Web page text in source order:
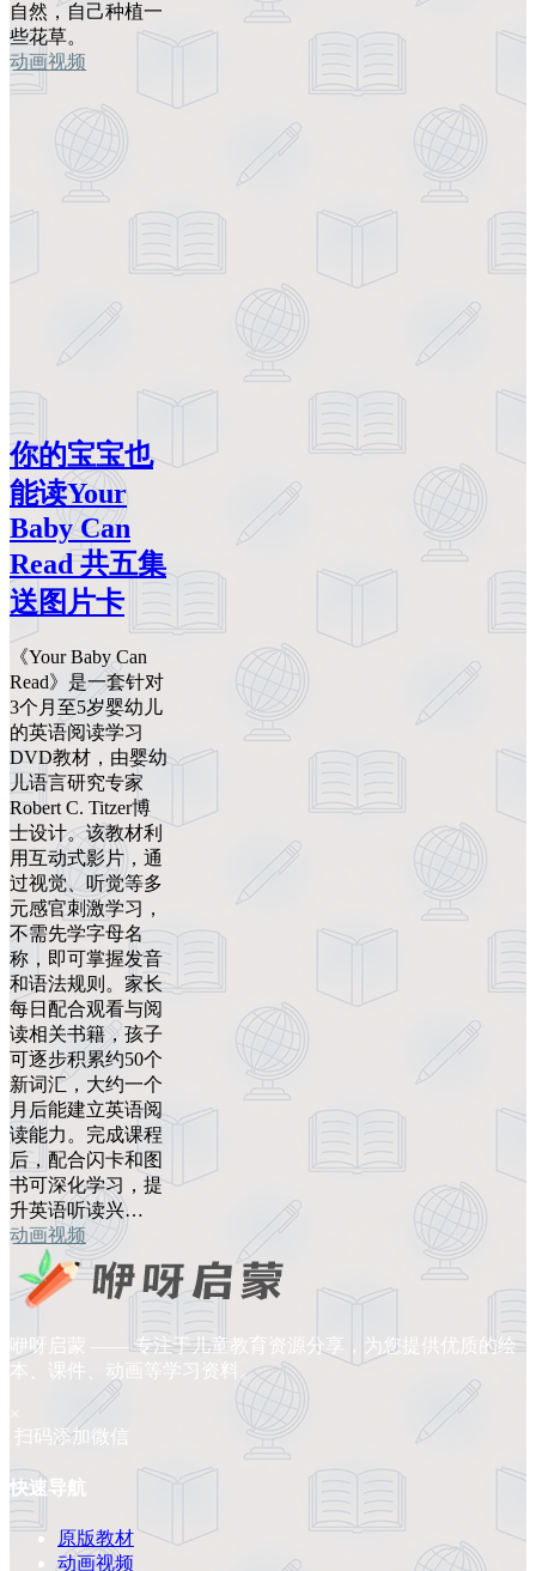
自然，自己种植一
些花草。
动画视频
你的宝宝也
能读Your
Baby Can
Read 共五集
送图片卡
《Your Baby Can
Read》是一套针对
3个月至5岁婴幼儿
的英语阅读学习
DVD教材，由婴幼
儿语言研究专家
Robert C. Titzer博
士设计。该教材利
用互动式影片，通
过视觉、听觉等多
元感官刺激学习，
不需先学字母名
称，即可掌握发音
和语法规则。家长
每日配合观看与阅
读相关书籍，孩子
可逐步积累约50个
新词汇，大约一个
月后能建立英语阅
读能力。完成课程
后，配合闪卡和图
书可深化学习，提
升英语听读兴…
动画视频
咿呀启蒙 —— 专注于儿童教育资源分享，为您提供优质的绘
本、课件、动画等学习资料。
×
扫码添加微信
快速导航
原版教材
动画视频